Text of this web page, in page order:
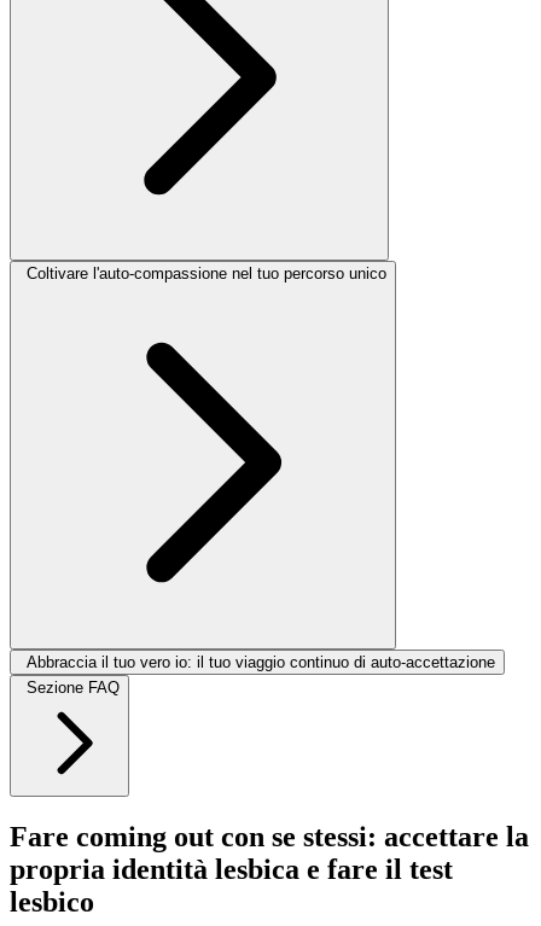
Coltivare l'auto-compassione nel tuo percorso unico
Abbraccia il tuo vero io: il tuo viaggio continuo di auto-accettazione
Sezione FAQ
Fare coming out con se stessi: accettare la
propria identità lesbica e fare il test
lesbico